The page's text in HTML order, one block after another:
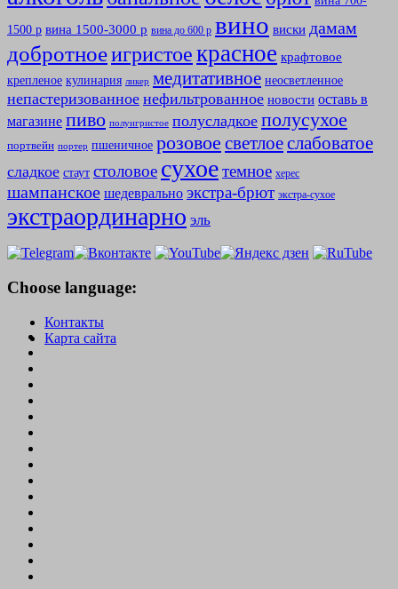
1500 р вина 1500-3000 р вина до 600 р вино виски дамам
добротноеигристоекрасное крафтовое
крепленое кулинария ликер медитативное неосветленное
непастеризованное нефильтрованное новости оставь в
магазине пиво полуигристое полусладкое полусухое
портвейн портер пшеничное розовое светлоеслабоватое
сладкое стаут столовое сухоетемное херес
шампанское шедеврально экстра-брют экстра-сухое
экстраординарно эль
Choose language:
Контакты
Карта сайта